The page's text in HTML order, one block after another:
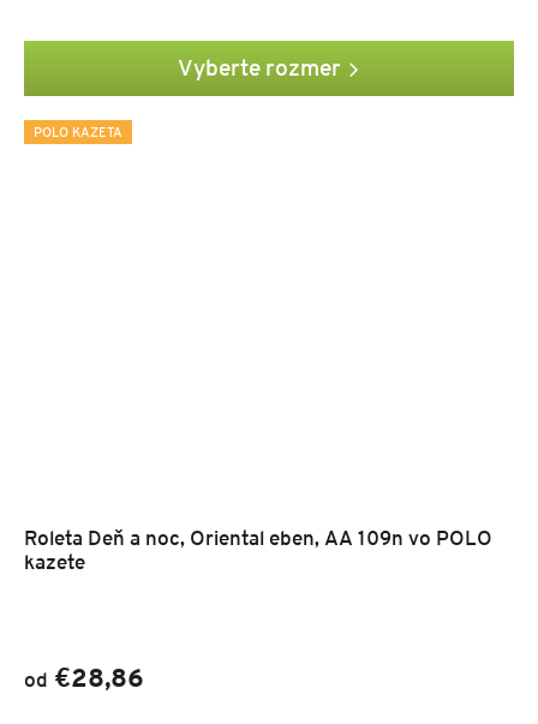
Vyberte rozmer
POLO KAZETA
Roleta Deň a noc, Oriental eben, AA 109n vo POLO
kazete
od €28,86